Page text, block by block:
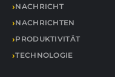
NACHRICHT
NACHRICHTEN
PRODUKTIVITÄT
TECHNOLOGIE